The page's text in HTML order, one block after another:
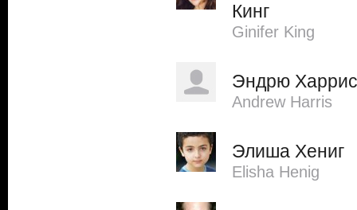
Кинг
Ginifer King
Эндрю Харрис
Andrew Harris
Элиша Хениг
Elisha Henig